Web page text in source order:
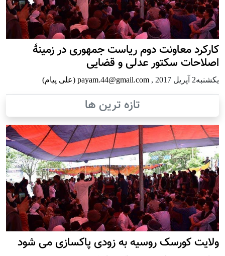
کارکرد معاونت دوم ریاست جمهوری در زمینۀ
اصلاحات سکتور عدلی و قضایی
يكشنبه2 آپریل 2017 , payam.44@gmail.com (علی پیام)
تازه ترین ها
ولایت کورسک روسیه به زودی پاکسازی می شود